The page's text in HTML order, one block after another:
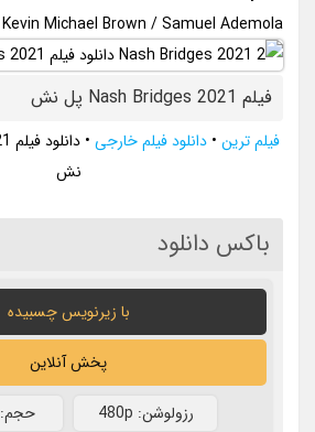
Kevin Michael Brown / Samuel Ademola
فیلم Nash Bridges 2021 پل نش
فیلم ترین •دانلود فیلم خارجی •
نش
باکس دانلود
با زیرنویس چسبیده
پخش آنلاین
رزولوشن: 480p حجم: 514MB